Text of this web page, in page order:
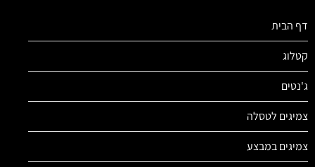
דף הבית
קטלוג
ג'נטים
צמיגים לטסלה
צמיגים במבצע